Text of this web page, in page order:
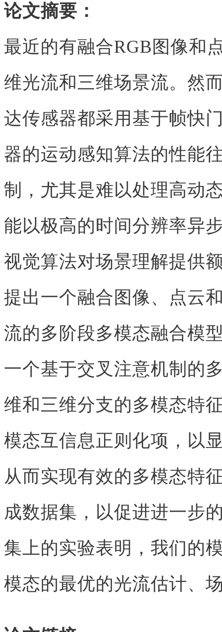
论文摘要：
最近的有融合RGB图像和
维光流和三维场景流。然
达传感器都采用基于帧快
器的运动感知算法的性能
制，尤其是难以处理高动
能以极高的时间分辨率异
视觉算法对场景理解提供
提出一个融合图像、点云
流的多阶段多模态融合模
一个基于交叉注意机制的
维和三维分支的多模态特
模态互信息正则化项，以
从而实现有效的多模态特
成数据集，以促进进一步
集上的实验表明，我们的
模态的最优的光流估计、